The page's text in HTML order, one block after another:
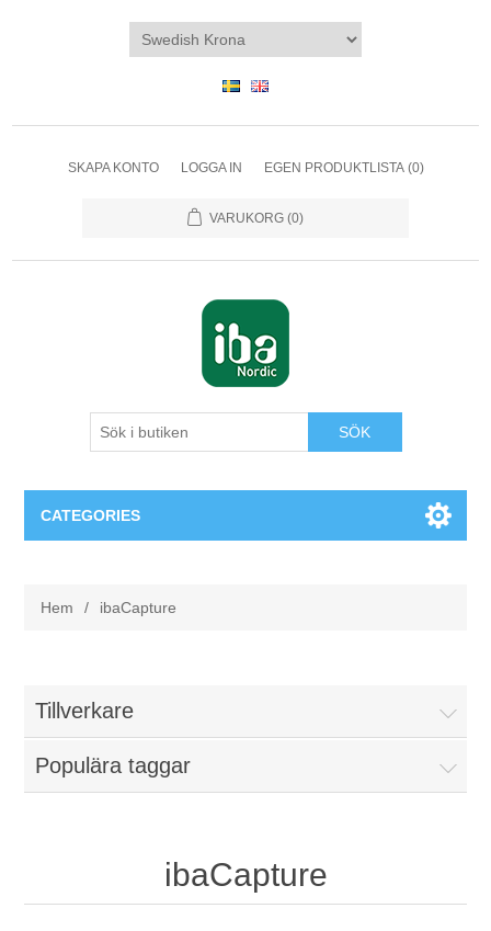
SKAPA KONTO LOGGA IN EGEN PRODUKTLISTA (0)
VARUKORG (0)
SÖK
CATEGORIES
Processanalys
Kvalitetsdokumentation
Tillståndsövervakning
Programvara
Hårdvara
Event
Utbildning
Hem / ibaCapture
Tillverkare
Populära taggar
ibaCapture